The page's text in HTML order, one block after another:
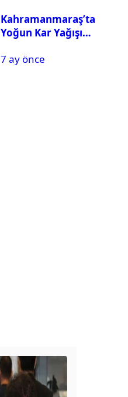
Kahramanmaraş’ta
Yoğun Kar Yağışı
Tatil
7 ay önce